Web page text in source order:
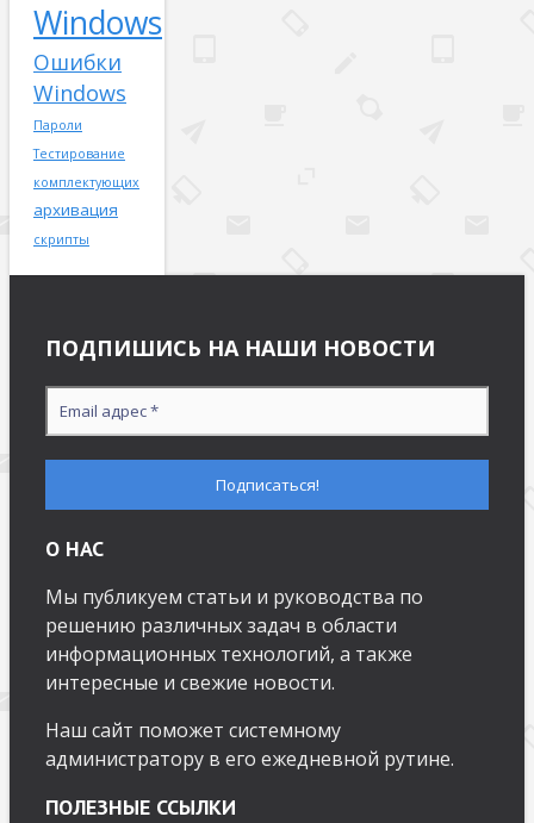
Windows
Ошибки
Windows
Пароли
Тестирование
комплектующих
архивация
скрипты
ПОДПИШИСЬ НА НАШИ НОВОСТИ
О НАС
Мы публикуем статьи и руководства по
решению различных задач в области
информационных технологий, а также
интересные и свежие новости.
Наш сайт поможет системному
администратору в его ежедневной рутине.
ПОЛЕЗНЫЕ ССЫЛКИ